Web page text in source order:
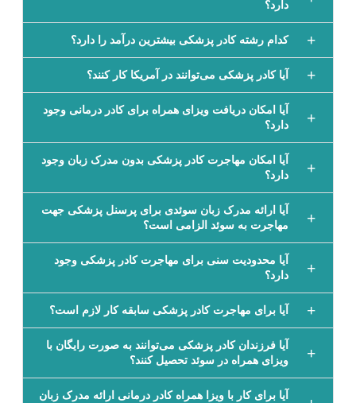
دارد؟
کدام رشته کادر پزشکی بیشترین درآمد را دارد؟
آیا کادر پزشکی می‌توانند در آمریکا کار کنند؟
آیا امکان دریافت ویزای همراه برای کادر درمانی وجود
دارد؟
آیا امکان مهاجرت کادر پزشکی بدون مدرک زبان وجود
دارد؟
آیا ارائه مدرک زبان سوئدی برای پرسنل پزشکی جهت
مهاجرت به سوئد الزامی است؟
آیا محدودیت سنی برای مهاجرت کادر پزشکی وجود
دارد؟
آیا برای مهاجرت کادر پزشکی سابقه کار لازم است؟
آیا فرزندان کادر پزشکی می‌توانند به صورت رایگان با
ویزای همراه در سوئد تحصیل کنند؟
آیا برای کار با ویزا همراه کادر درمانی ارائه مدرک زبان